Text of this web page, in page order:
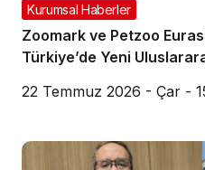
Kurumsal Haberler
Zoomark ve Petzoo
Türkiye’de Yeni
22 Temmuz 2026 - Çar -